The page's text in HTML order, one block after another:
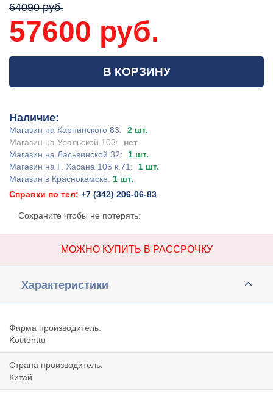
64090 руб.
57600 руб.
В КОРЗИНУ
Наличие:
Магазин на Карпинского 83:
2 шт.
Магазин на Уральской 103:
нет
Магазин на Ласьвинской 32:
1 шт.
Магазин на Г. Хасана 105 к.71:
1 шт.
Магазин в Краснокамске: 1 шт.
Справки по тел: +7 (342) 206-06-83
Сохраните чтобы не потерять:
МОЖНО КУПИТЬ В РАССРОЧКУ
Характеристики
Фирма производитель:
Kotitonttu
Страна производитель:
Китай